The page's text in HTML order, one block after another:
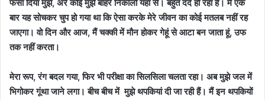
फंसा दिया मुझे, अरे कोई मुझे बाहर निकालो यहां से। बहुत दर्द हो रहा है। मैं एक
बार यह सोचकर चुप हो गया था कि ऐसा करके मेरे जीवन का कोई मतलब नहीं रह
जाएगा। वो दिन और आज, मैं चक्की में मौन होकर गेहूं से आटा बन जाता हूं, उफ
तक नहीं करता।
मेरा रूप, रंग बदल गया, फिर भी परीक्षा का सिलसिला चलता रहा। अब मुझे जल में
भिगोकर गूंथा जाने लगा। बीच बीच में मुझे थपकियां दी जा रही हैं। मैं इन थपकियों